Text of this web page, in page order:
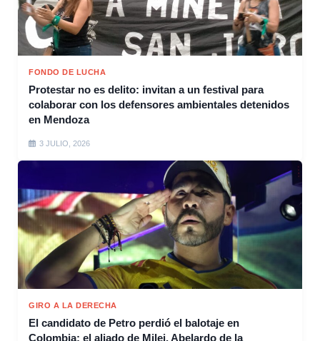
FONDO DE LUCHA
Protestar no es delito: invitan a un festival para
colaborar con los defensores ambientales detenidos
en Mendoza
3 JULIO, 2026
GIRO A LA DERECHA
El candidato de Petro perdió el balotaje en
Colombia: el aliado de Milei, Abelardo de la